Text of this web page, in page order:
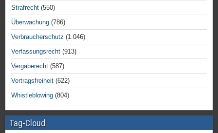
Strafrecht (550)
Überwachung (786)
Verbraucherschutz (1.046)
Verfassungsrecht (913)
Vergaberecht (587)
Vertragsfreiheit (622)
Whistleblowing (804)
Tag-Cloud